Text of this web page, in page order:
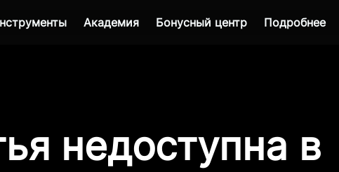
Академия Бонусный центр Подробнее
недоступна в